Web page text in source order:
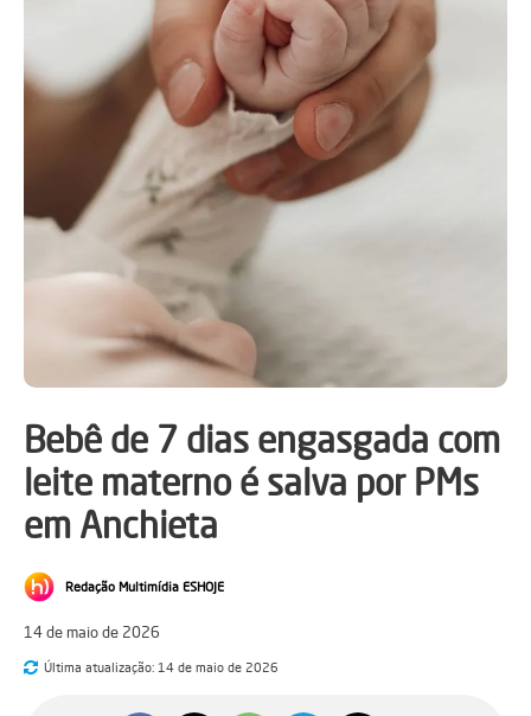
Bebê de 7 dias engasgada com
leite materno é salva por PMs
em Anchieta
Redação Multimídia ESHOJE
14 de maio de 2026
Última atualização: 14 de maio de 2026